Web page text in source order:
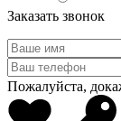
Заказать звонок
Пожалуйста,